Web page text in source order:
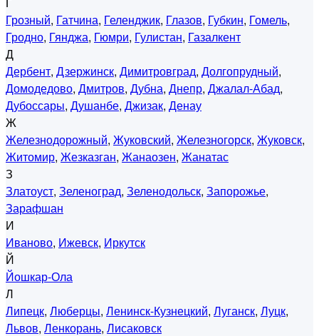
Грозный, Гатчина, Геленджик, Глазов, Губкин, Гомель,
Гродно, Гянджа, Гюмри, Гулистан, Газалкент
Д
Дербент, Дзержинск, Димитровград, Долгопрудный,
Домодедово, Дмитров, Дубна, Днепр, Джалал-Абад,
Дубоссары, Душанбе, Джизак, Денау
Ж
Железнодорожный, Жуковский, Железногорск, Жуковск,
Житомир, Жезказган, Жанаозен, Жанатас
З
Златоуст, Зеленоград, Зеленодольск, Запорожье,
Зарафшан
И
Иваново, Ижевск, Иркутск
Й
Йошкар-Ола
Л
Липецк, Люберцы, Ленинск-Кузнецкий, Луганск, Луцк,
Львов, Ленкорань, Лисаковск